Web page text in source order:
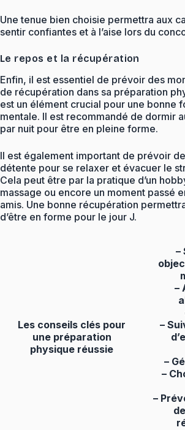
Une tenue bien choisie permettra aux
sentir confiantes et à l’aise lors du
Le repos et la récupération
Enfin, il est essentiel de prévoir des
de récupération dans sa préparation
est un élément crucial pour une bonne
mentale. Il est recommandé de dormir
par nuit pour être en pleine forme.
Il est également important de prévoir
détente pour se relaxer et évacuer le
Cela peut être par la pratique d’un
massage ou encore un moment passé
amis. Une bonne récupération
d’être en forme pour le jour J.
Les conseils clés pour
une préparation
physique réussie
–
–
–
–
–
–